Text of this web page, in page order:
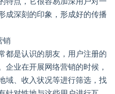
成深刻的印象，形成好的传播
销
都是认识的朋友，用户注册的
企业在开展网络营销的时候，
域、收入状况等进行筛选，找